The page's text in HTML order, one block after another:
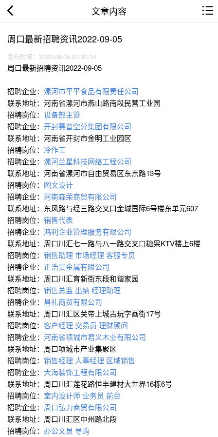
文章内容
周口最新招聘资讯2022-09-05
发布时间：2022-09-05 01:30:14
周口最新招聘资讯2022-09-05
招聘企业： 漯河市平平食品有限责任公司
联系地址：河南省漯河市燕山路南段民营工业园
招聘岗位： 设备部主管
招聘企业： 开封赛普空分集团有限公司
联系地址：河南省开封市金明工业园区
招聘岗位： 冷作工
招聘企业： 漯河兰星科技网络工程公司
联系地址：河南省漯河市自由贸易区东京路13号
招聘岗位： 图文设计
招聘企业： 河南森荣商贸有限公司
联系地址：东风路与经三路交叉口金城国际6号楼东单元607
招聘岗位： 销售代表
招聘企业： 鸿利企业管理服务有限公司
联系地址：周口川汇七一路与八一路交叉口糖果KTV楼上6楼
招聘岗位： 销售助理 市场经理 客服专员
招聘企业： 正浩贵金属有限公司
联系地址：周口川汇育新街东段和谐家园
招聘岗位： 销售总监 出纳 经理助理
招聘企业： 昌礼商贸有限公司
联系地址：周口川汇区关帝上城古玩字画街17号
招聘岗位： 客户经理 交易员 理财顾问
招聘企业： 河南省项城市君义木业有限公司
联系地址：周口项城市产业集聚区
招聘岗位： 销售经理 人事经理 区域销售
招聘企业： 大海装饰工程有限公司
联系地址：周口川汇莲花路恒丰建材大世界16栋6号
招聘岗位： 室内设计师 业务员 前台
招聘企业： 周口弘力商贸有限公司
联系地址：周口川汇区中州路北段
招聘岗位： 办公文员 导购